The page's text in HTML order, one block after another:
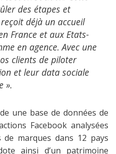
des étapes et
déjà un accueil
France et aux Etats-
en agence. Avec une
clients de piloter
et leur data sociale
».
une base de données de
Facebook analysées
marques dans 12 pays
ainsi d’un patrimoine